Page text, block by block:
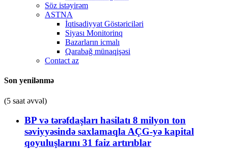
Söz istəyirəm
ASTNA
İqtisadiyyat Göstəriciləri
Siyası Monitorinq
Bazarların icmalı
Qarabağ münaqişəsi
Contact az
Son yenilənmə
(5 saat əvvəl)
BP və tərəfdaşları hasilatı 8 milyon ton
səviyyəsində saxlamaqla AÇG-yə kapital
qoyuluşlarını 31 faiz artırıblar